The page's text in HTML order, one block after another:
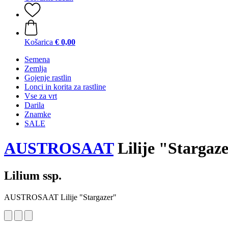
Košarica € 0,00
Semena
Zemlja
Gojenje rastlin
Lonci in korita za rastline
Vse za vrt
Darila
Znamke
SALE
AUSTROSAATLilije
Lilium ssp.
AUSTROSAAT Lilije "Stargazer"